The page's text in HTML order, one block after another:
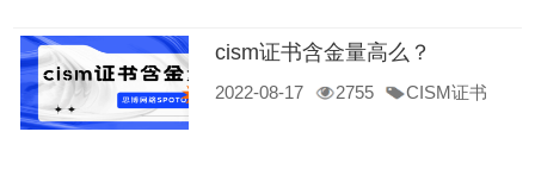
cism证书含金量高么？
2022-08-17 2755 CISM证书